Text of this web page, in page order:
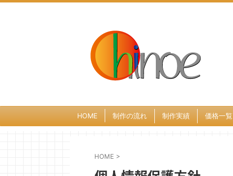
HOME 制作の流れ 制作実績 価格一覧
HOME >